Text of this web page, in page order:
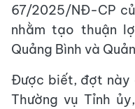
67/2025/NĐ-CP
nhằm tạo thuận
Quảng Bình và
Được biết, đợt này
Thường vụ Tỉnh